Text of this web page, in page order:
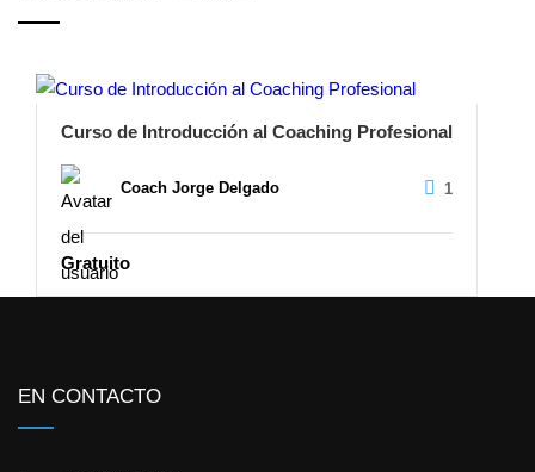
Curso de Introducción al Coaching Profesional
Coach Jorge Delgado 1
Gratuito
EN CONTACTO